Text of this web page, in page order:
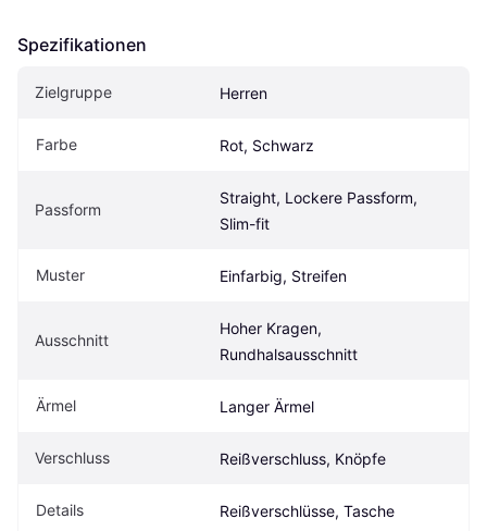
Spezifikationen
Zielgruppe Herren
Farbe Rot, Schwarz
Passform
Straight, Lockere Passform,
Slim-fit
Muster Einfarbig, Streifen
Ausschnitt
Hoher Kragen,
Rundhalsausschnitt
Ärmel Langer Ärmel
Verschluss Reißverschluss, Knöpfe
Details Reißverschlüsse, Tasche